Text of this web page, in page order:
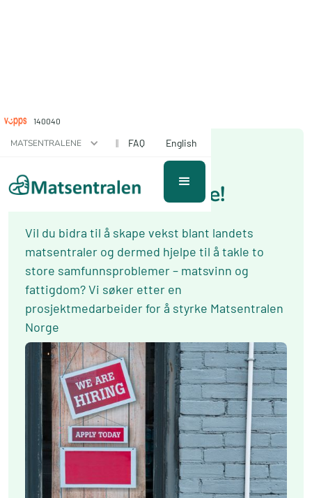
140040
MATSENTRALENE || FAQ English
Ledig stillig hos
Matsentralen Norge!
Vil du bidra til å skape vekst blant landets
matsentraler og dermed hjelpe til å takle to
store samfunnsproblemer – matsvinn og
fattigdom? Vi søker etter en
prosjektmedarbeider for å styrke Matsentralen
Norge